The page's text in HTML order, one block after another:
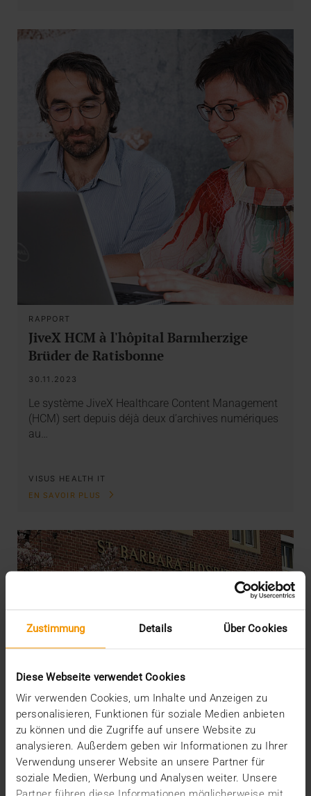
Zustimmung Details Über Cookies
Diese Webseite verwendet Cookies
Wir verwenden Cookies, um Inhalte und Anzeigen zu
personalisieren, Funktionen für soziale Medien anbieten
zu können und die Zugriffe auf unsere Website zu
analysieren. Außerdem geben wir Informationen zu Ihrer
Verwendung unserer Website an unsere Partner für
soziale Medien, Werbung und Analysen weiter. Unsere
RAPPORT
JiveX HCM à l'hôpital Barmherzige
Brüder de Ratisbonne
30.11.2023
Le système JiveX Healthcare Content Management
(HCM) sert depuis déjà deux d’archives numériques
au…
VISUS HEALTH IT
EN SAVOIR PLUS